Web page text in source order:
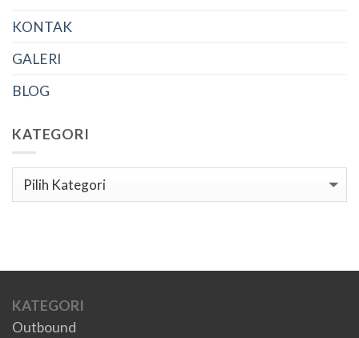
KONTAK
GALERI
BLOG
KATEGORI
Kategori
KATEGORI
Outbound